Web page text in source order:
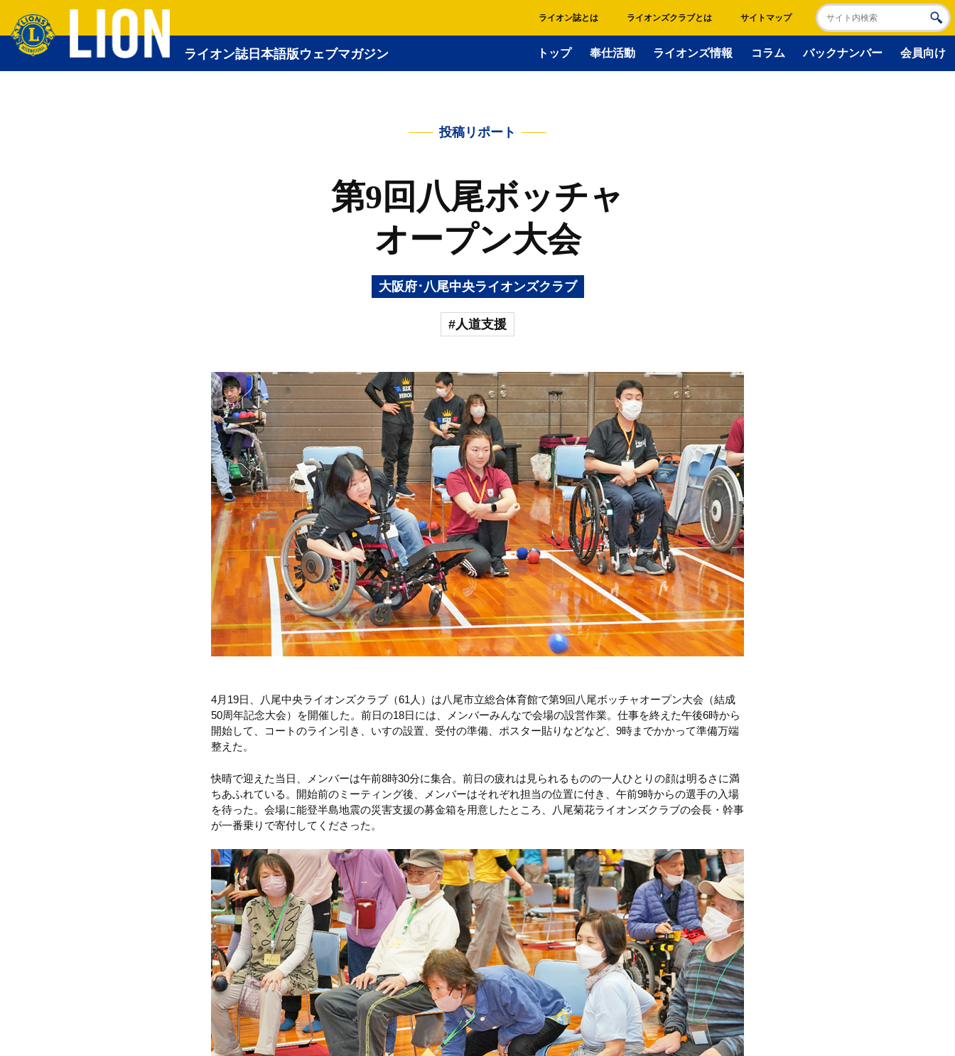
ライオン誌日本語版ウェブマガジン
ライオン誌とは ライオンズクラブとは サイトマップ
トップ 奉仕活動 ライオンズ情報 コラム バックナンバー 会員向け
投稿リポート
第9回八尾ボッチャ
オープン大会
大阪府･八尾中央ライオンズクラブ
#人道支援
4月19日、八尾中央ライオンズクラブ（61人）は八尾市立総合体育館で第9回八尾ボッチャオープン大会（結成
50周年記念大会）を開催した。前日の18日には、メンバーみんなで会場の設営作業。仕事を終えた午後6時から
開始して、コートのライン引き、いすの設置、受付の準備、ポスター貼りなどなど、9時までかかって準備万端
整えた。
快晴で迎えた当日、メンバーは午前8時30分に集合。前日の疲れは見られるものの一人ひとりの顔は明るさに満
ちあふれている。開始前のミーティング後、メンバーはそれぞれ担当の位置に付き、午前9時からの選手の入場
を待った。会場に能登半島地震の災害支援の募金箱を用意したところ、八尾菊花ライオンズクラブの会長・幹事
が一番乗りで寄付してくださった。